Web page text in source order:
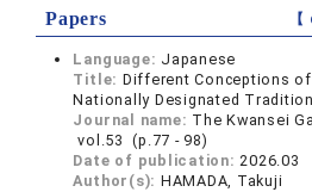
Papers
Language: Japanese
Title: Different Conceptions
Nationally Designated
Journal name: The Kwansei
vol.53 (p.77 - 98)
Date of publication:2026.03
Author(s): HAMADA, Takuji